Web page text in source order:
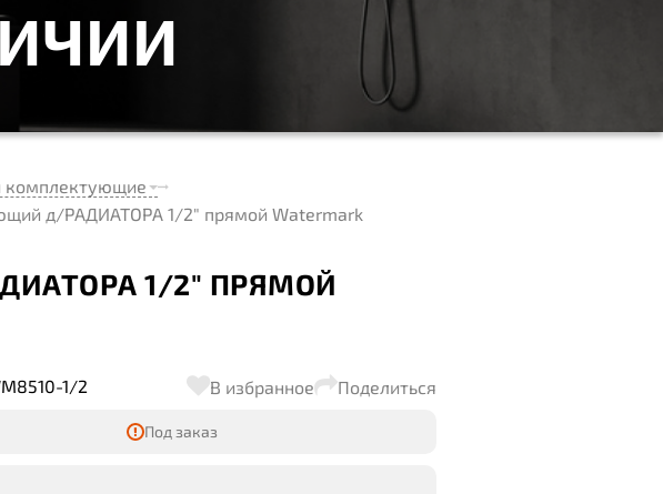
комплектующие
д/РАДИАТОРА 1/2" прямой Watermark
1/2" ПРЯМОЙ
1/2 В избранное Поделиться
Под заказ